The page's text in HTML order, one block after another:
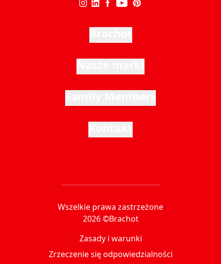
Wszelkie prawa zastrzeżone
2026 ©Brachot
Zasady i warunki
Zrzeczenie się odpowiedzialności